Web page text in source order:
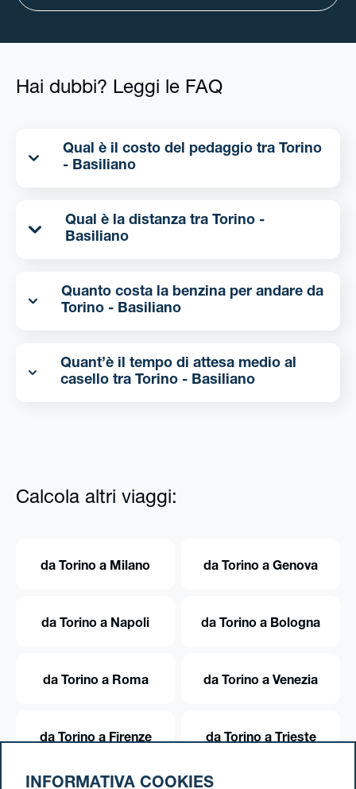
Hai dubbi? Leggi le FAQ
Qual è il costo del pedaggio tra Torino
- Basiliano
Qual è la distanza tra Torino -
Basiliano
Quanto costa la benzina per andare da
Torino - Basiliano
Quant’è il tempo di attesa medio al
casello tra Torino - Basiliano
Calcola altri viaggi:
da Torino a Milano da Torino a Genova
da Torino a Napoli da Torino a Bologna
da Torino a Roma da Torino a Venezia
da Torino a Firenze da Torino a Trieste
INFORMATIVA COOKIES